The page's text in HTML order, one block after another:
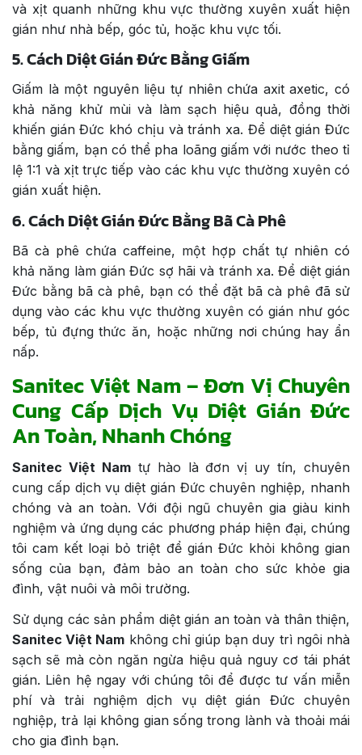
và xịt quanh những khu vực thường xuyên xuất hiện
gián như nhà bếp, góc tủ, hoặc khu vực tối.
5. Cách Diệt Gián Đức Bằng Giấm
Giấm là một nguyên liệu tự nhiên chứa axit axetic, có
khả năng khử mùi và làm sạch hiệu quả, đồng thời
khiến gián Đức khó chịu và tránh xa. Để diệt gián Đức
bằng giấm, bạn có thể pha loãng giấm với nước theo tỉ
lệ 1:1 và xịt trực tiếp vào các khu vực thường xuyên có
gián xuất hiện.
6. Cách Diệt Gián Đức Bằng Bã Cà Phê
Bã cà phê chứa caffeine, một hợp chất tự nhiên có
khả năng làm gián Đức sợ hãi và tránh xa. Để diệt gián
Đức bằng bã cà phê, bạn có thể đặt bã cà phê đã sử
dụng vào các khu vực thường xuyên có gián như góc
bếp, tủ đựng thức ăn, hoặc những nơi chúng hay ẩn
nấp.
Sanitec Việt Nam – Đơn Vị Chuyên
Cung Cấp Dịch Vụ Diệt Gián Đức
An Toàn, Nhanh Chóng
Sanitec Việt Namtự hào là đơn vị uy tín, chuyên
cung cấp dịch vụ diệt gián Đức chuyên nghiệp, nhanh
chóng và an toàn. Với đội ngũ chuyên gia giàu kinh
nghiệm và ứng dụng các phương pháp hiện đại, chúng
tôi cam kết loại bỏ triệt để gián Đức khỏi không gian
sống của bạn, đảm bảo an toàn cho sức khỏe gia
đình, vật nuôi và môi trường.
Sử dụng các sản phẩm diệt gián an toàn và thân thiện,
Sanitec Việt Nam không chỉ giúp bạn duy trì ngôi nhà
sạch sẽ mà còn ngăn ngừa hiệu quả nguy cơ tái phát
gián. Liên hệ ngay với chúng tôi để được tư vấn miễn
phí và trải nghiệm dịch vụ diệt gián Đức chuyên
nghiệp, trả lại không gian sống trong lành và thoải mái
cho gia đình bạn.